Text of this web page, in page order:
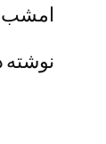
امشب
نوشته